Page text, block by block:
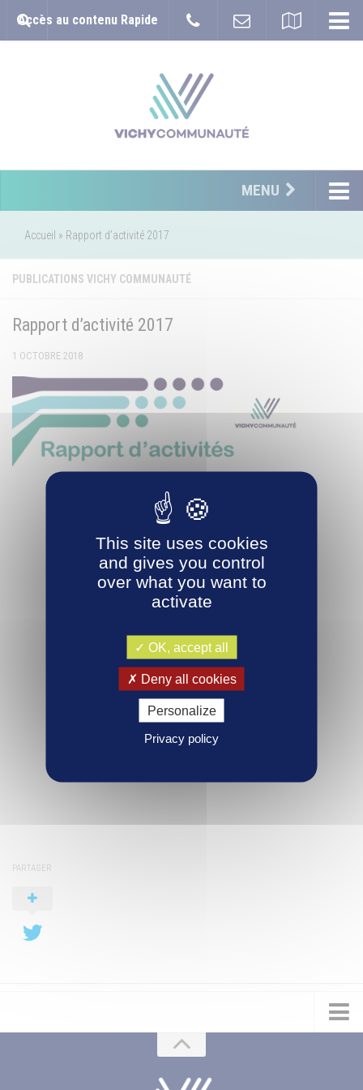
Accès au contenu Rapide
MENU
Accueil » Rapport d’activité 2017
PUBLICATIONS VICHY COMMUNAUTÉ
Rapport d’activité 2017
1 OCTOBRE 2018
Rapport d’activités 2017 de Vichy Communauté
PARTAGER
This site uses cookies
and gives you control
over what you want to
activate
OK, accept all
Deny all cookies
Personalize
Privacy policy